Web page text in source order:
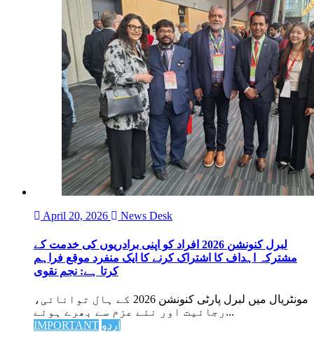
April 20, 2026 News Desk
لبرل کنونشن 2026 افراد کو اپنی برادریوں کی خدمت کے
مشترکہ اہداف کا اشتراک کرنے کا ایک منفرد موقع فراہم
کرتا ہے: نجم نقوی
مونٹریال میں لبرل پارٹی کنونشن 2026 کے ہال توانائی،
رجائیت اور نئے عزم سے بھرے ہوئے...
IMPORTANT اردو